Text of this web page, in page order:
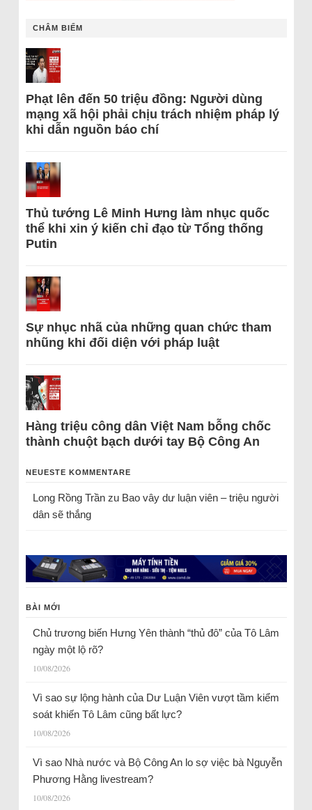
CHÂM BIẾM
Phạt lên đến 50 triệu đồng: Người dùng
mạng xã hội phải chịu trách nhiệm pháp lý
khi dẫn nguồn báo chí
Thủ tướng Lê Minh Hưng làm nhục quốc
thể khi xin ý kiến chỉ đạo từ Tổng thống
Putin
Sự nhục nhã của những quan chức tham
nhũng khi đối diện với pháp luật
Hàng triệu công dân Việt Nam bỗng chốc
thành chuột bạch dưới tay Bộ Công An
NEUESTE KOMMENTARE
Long Rồng Trầnzu Bao vây dư luận viên – triệu người
dân sẽ thắng
BÀI MỚI
Chủ trương biến Hưng Yên thành “thủ đô” của Tô Lâm
ngày một lộ rõ?
10/08/2026
Vì sao sự lộng hành của Dư Luận Viên vượt tầm kiểm
soát khiến Tô Lâm cũng bất lực?
10/08/2026
Vì sao Nhà nước và Bộ Công An lo sợ việc bà Nguyễn
Phương Hằng livestream?
10/08/2026